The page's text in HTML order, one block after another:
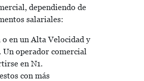
dependiendo de
salariales:
en un Alta Velocidad y
Un operador comercial
en N1.
con más